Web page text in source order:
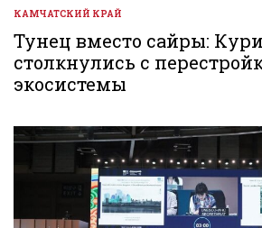
ОПУБЛИКОВАНО
В
КАМЧАТСКИЙ КРАЙ
Тунец вместо сайры:
столкнулись с
экосистемы